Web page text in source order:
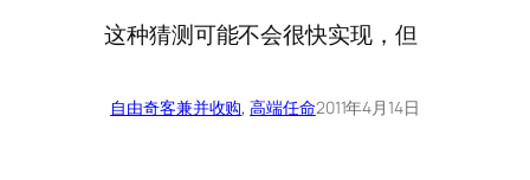
这种猜测可能不会很快实现，但
自由奇客兼并收购, 高端任命2011年4月14日